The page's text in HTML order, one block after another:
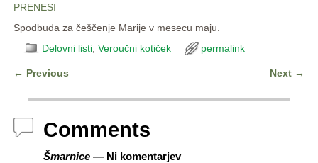
PRENESI
Spodbuda za češčenje Marije v mesecu maju.
Delovni listi, Veroučni kotiček permalink
← Previous Next →
Comments
Šmarnice— Ni komentarjev